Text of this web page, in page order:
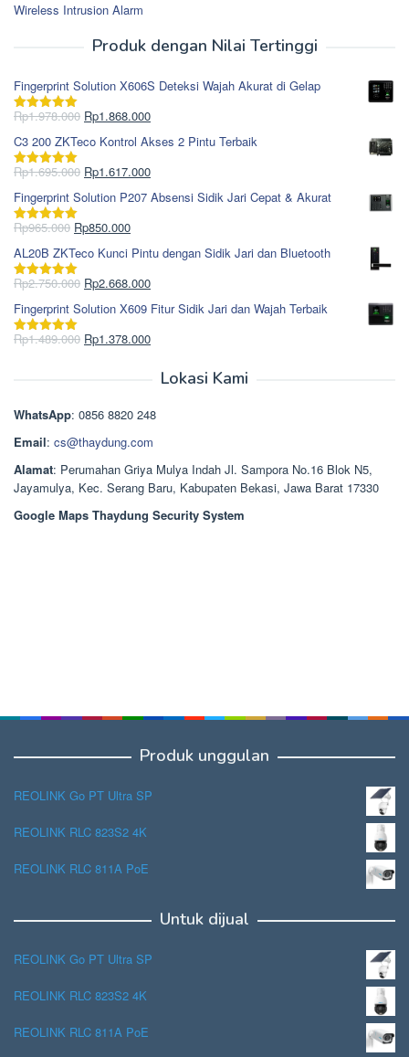
Wireless Intrusion Alarm
Produk dengan Nilai Tertinggi
Fingerprint Solution X606S Deteksi Wajah Akurat di Gelap
Dinilai5.00
Rp1.978.000 Harga
aslinya
adalah:
Rp1.978.000.
Rp1.868.000Harga
saat
ini
adalah:
C3 200 ZKTeco Kontrol Akses 2 Pintu Terbaik
Dinilai5.00
Rp1.695.000 Harga
aslinya
adalah:
Rp1.695.000.
Rp1.617.000Harga
saat
ini
Fingerprint Solution P207 Absensi Sidik Jari Cepat & Akurat
Dinilai5.00
Rp965.000 Harga
aslinya
adalah:
Rp965.000.
Rp850.000Harga
saat
ini
adalah:
AL20B ZKTeco Kunci Pintu dengan Sidik Jari dan Bluetooth
Dinilai5.00
Rp2.750.000 Harga
aslinya
adalah:
Rp2.750.000.
Rp2.668.000Harga
saat
ini
adalah:
Fingerprint Solution X609 Fitur Sidik Jari dan Wajah Terbaik
Dinilai5.00
Rp1.489.000 Harga
Rp1.378.000Harga
Rp1.378.000.
Lokasi Kami
WhatsApp: 0856 8820 248
Email: cs@thaydung.com
Alamat: Perumahan Griya Mulya Indah Jl. Sampora No.16 Blok N5,
Jayamulya, Kec. Serang Baru, Kabupaten Bekasi, Jawa Barat 17330
Google Maps Thaydung Security System
Produk unggulan
REOLINK Go PT Ultra SP
REOLINK RLC 823S2 4K
REOLINK RLC 811A PoE
Untuk dijual
REOLINK Go PT Ultra SP
REOLINK RLC 823S2 4K
REOLINK RLC 811A PoE